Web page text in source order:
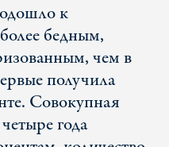
к
бедным,
чем в
получила
Совокупная
года